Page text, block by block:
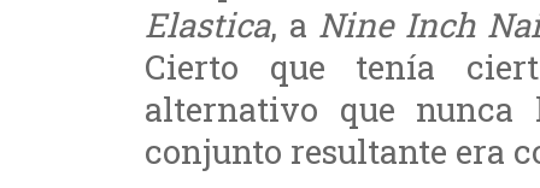
Elastica, a Nine Inch
Cierto que tenía
alternativo que
conjunto resultante era